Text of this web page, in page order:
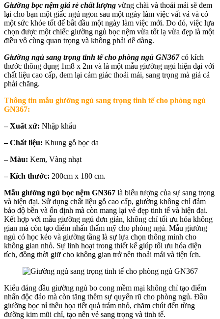
Giường bọc nệm giá rẻ chất lượng vững chãi và thoải mái sẽ đem
lại cho bạn một giấc ngủ ngon sau một ngày làm việc vất vả và có
một sức khỏe tốt để bắt đầu một ngày làm việc mới. Do đó, việc lựa
chọn được một chiếc giường ngủ bọc nệm vừa tốt lạ vừa đẹp là một
điều vô cùng quan trọng và không phải dễ dàng.
Giường ngủ sang trọng tinh tế cho phòng ngủ GN367có kích
thước thông dụng 1m8 x 2m và là một mẫu giường ngủ hiện đại với
chất liệu cao cấp, đem lại cảm giác thoải mái, sang trọng mà giá cả
phải chăng.
Thông tin mẫu giường ngủ sang trọng tinh tế cho phòng ngủ
GN367:
– Xuất xứ: Nhập khẩu
– Chất liệu: Khung gỗ bọc da
– Màu: Kem, Vàng nhạt
– Kích thước: 200cm x 180 cm.
Mẫu giường ngủ bọc nệm GN367 là biểu tượng của sự sang trọng
và hiện đại. Sử dụng chất liệu gỗ cao cấp, giường không chỉ đảm
bảo độ bền và ổn định mà còn mang lại vẻ đẹp tinh tế và hiện đại.
Kết hợp với mẫu giường ngủ đơn giản, không chỉ tối ưu hóa không
gian mà còn tạo điểm nhấn thẩm mỹ cho phòng ngủ. Mẫu giường
ngủ có học kéo và giường tầng là sự lựa chọn thông minh cho
không gian nhỏ. Sự linh hoạt trong thiết kế giúp tối ưu hóa diện
tích, đồng thời giữ cho không gian trở nên thoải mái và tiện ích.
Kiểu dáng đầu giường ngủ bo cong mềm mại không chỉ tạo điểm
nhấn độc đáo mà còn tăng thêm sự quyến rũ cho phòng ngủ. Đầu
giường bọc nỉ thêu họa tiết quả trám nhỏ, chăm chút đến từng
đường kim mũi chỉ, tạo nên vẻ sang trọng và tinh tế.